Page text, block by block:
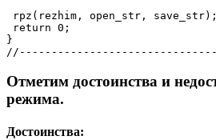
rpz(rezhim, open_str,
return 0;
}
Отметим достоинства и
режима.
Достоинства: